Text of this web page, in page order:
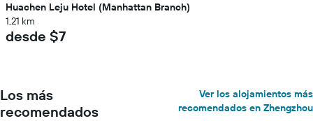
Huachen Leju Hotel (Manhattan Branch)
1,21 km
desde $7
Los más
recomendados
Ver los alojamientos más
recomendados en Zhengzhou